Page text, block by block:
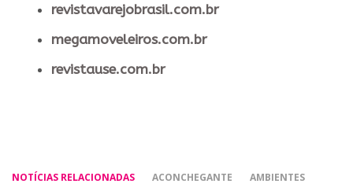
revistavarejobrasil.com.br
megamoveleiros.com.br
revistause.com.br
NOTÍCIAS RELACIONADAS ACONCHEGANTE
AMBIENTES